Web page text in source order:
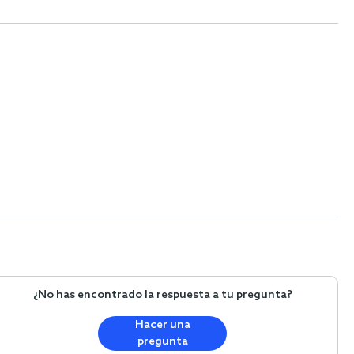
¿No has encontrado la respuesta a tu pregunta?
Hacer una
pregunta